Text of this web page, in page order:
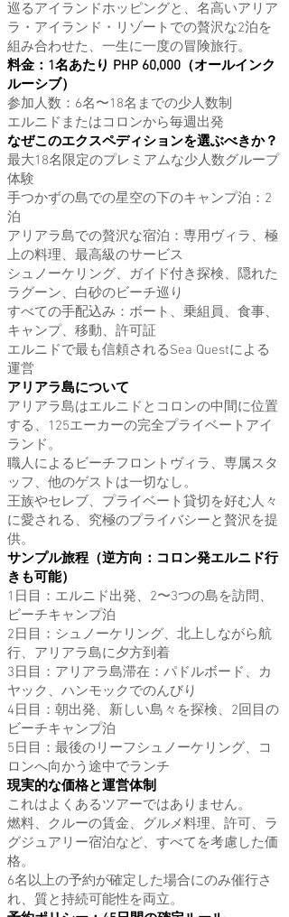
巡るアイランドホッピングと、名高いアリア
ラ・アイランド・リゾートでの贅沢な2泊を
組み合わせた、一生に一度の冒険旅行。
料金：1名あたり PHP 60,000（オールインク
ルーシブ）
参加人数：6名〜18名までの少人数制
エルニドまたはコロンから毎週出発
なぜこのエクスペディションを選ぶべきか？
最大18名限定のプレミアムな少人数グループ
体験
手つかずの島での星空の下のキャンプ泊：2
泊
アリアラ島での贅沢な宿泊：専用ヴィラ、極
上の料理、最高級のサービス
シュノーケリング、ガイド付き探検、隠れた
ラグーン、白砂のビーチ巡り
すべての手配込み：ボート、乗組員、食事、
キャンプ、移動、許可証
エルニドで最も信頼されるSea Questによる
運営
アリアラ島について
アリアラ島はエルニドとコロンの中間に位置
する、125エーカーの完全プライベートアイ
ランド。
職人によるビーチフロントヴィラ、専属スタ
ッフ、他のゲストは一切なし。
王族やセレブ、プライベート貸切を好む人々
に愛される、究極のプライバシーと贅沢を提
供。
サンプル旅程（逆方向：コロン発エルニド行
きも可能）
1日目：エルニド出発、2〜3つの島を訪問、
ビーチキャンプ泊
2日目：シュノーケリング、北上しながら航
行、アリアラ島に夕方到着
3日目：アリアラ島滞在：パドルボード、カ
ヤック、ハンモックでのんびり
4日目：朝出発、新しい島々を探検、2回目の
ビーチキャンプ泊
5日目：最後のリーフシュノーケリング、コ
ロンへ向かう途中でランチ
現実的な価格と運営体制
これはよくあるツアーではありません。
燃料、クルーの賃金、グルメ料理、許可、ラ
グジュアリー宿泊など、すべてを考慮した価
格。
6名以上の予約が確定した場合にのみ催行さ
れ、質と持続可能性を両立。